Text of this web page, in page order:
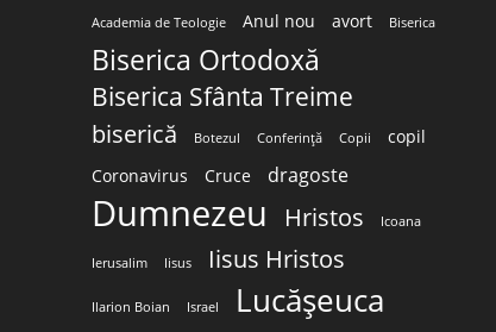
Academia de Teologie Anul nou avort Biserica
Biserica Ortodoxă
Biserica Sfânta Treime
biserică Botezul Conferință Copii
copil
Coronavirus
Cruce dragoste
Dumnezeu Hristos Icoana
Ierusalim Iisus Iisus Hristos
Ilarion Boian Israel Lucășeuca